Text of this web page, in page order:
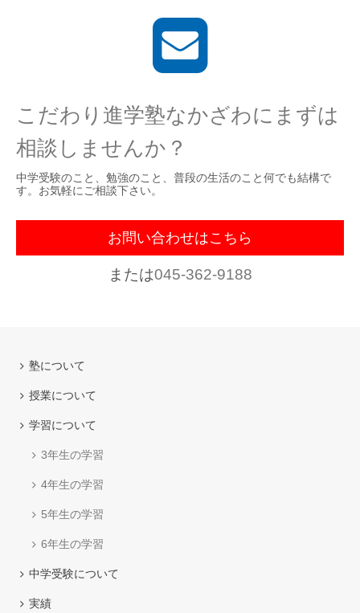
こだわり進学塾なかざわにまずは
相談しませんか？
中学受験のこと、勉強のこと、普段の生活のこと何でも結構で
す。お気軽にご相談下さい。
お問い合わせはこちら
または045-362-9188
塾について
授業について
学習について
3年生の学習
4年生の学習
5年生の学習
6年生の学習
中学受験について
実績